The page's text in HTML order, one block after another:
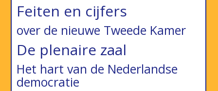
Feiten en cijfers
over de nieuwe Tweede Kamer
De plenaire zaal
Het hart van de Nederlandse
democratie